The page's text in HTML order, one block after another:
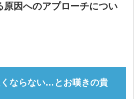
原因へのアプローチについ
ならない…とお嘆きの貴